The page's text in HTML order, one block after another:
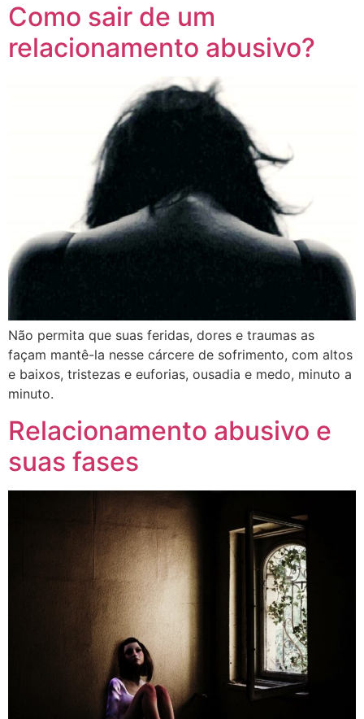
Como sair de um
relacionamento abusivo?
Não permita que suas feridas, dores e traumas as
façam mantê-la nesse cárcere de sofrimento, com altos
e baixos, tristezas e euforias, ousadia e medo, minuto a
minuto.
Relacionamento abusivo e
suas fases